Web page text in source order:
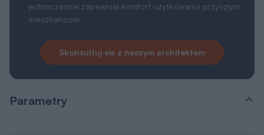
jednocześnie zapewniał komfort użytkowania przyszłym
mieszkańcom.
Skonsultuj sie z naszym architektem
Parametry